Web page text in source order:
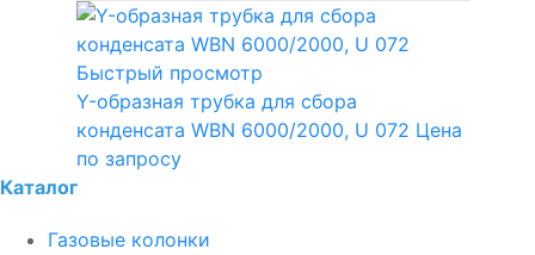
Быстрый просмотр
Y-образная трубка для сбора
конденсата WBN 6000/2000, U 072 Цена
по запросу
Каталог
Газовые колонки